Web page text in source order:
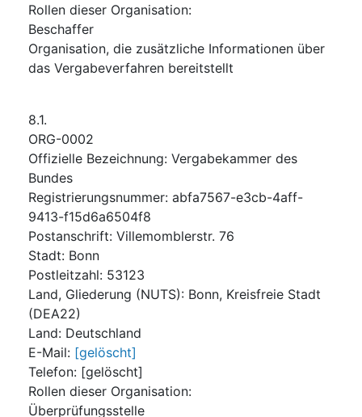
Rollen dieser Organisation:
Beschaffer
Organisation, die zusätzliche Informationen über
das Vergabeverfahren bereitstellt
8.1.
ORG-0002
Offizielle Bezeichnung: Vergabekammer des
Bundes
Registrierungsnummer: abfa7567-e3cb-4aff-
9413-f15d6a6504f8
Postanschrift: Villemomblerstr. 76
Stadt: Bonn
Postleitzahl: 53123
Land, Gliederung (NUTS): Bonn, Kreisfreie Stadt
(DEA22)
Land: Deutschland
E-Mail: [gelöscht]
Telefon: [gelöscht]
Rollen dieser Organisation:
Überprüfungsstelle